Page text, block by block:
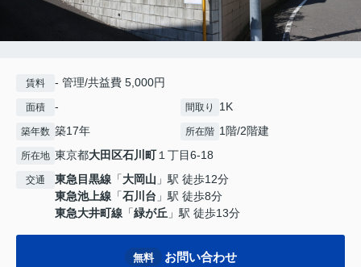
賃料 - 管理/共益費 5,000円
面積 - 間取り 1K
築年数 築17年 所在階 1階/2階建
所在地 東京都大田区石川町１丁目6-18
交通 東急目黒線 「大岡山 」駅 徒歩12分
東急池上線 「石川台 」駅 徒歩8分
東急大井町線 「緑が丘 」駅 徒歩13分
無料 お問い合わせ